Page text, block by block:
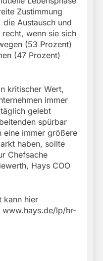
Zustimmung
Austausch und
wenn sie sich
(53 Prozent)
(47 Prozent)
kritischer Wert,
immer
gelebt
spürbar
eine immer größere
haben, sollte
Chefsache
Hays COO
kann hier
www.hays.de/lp/hr-